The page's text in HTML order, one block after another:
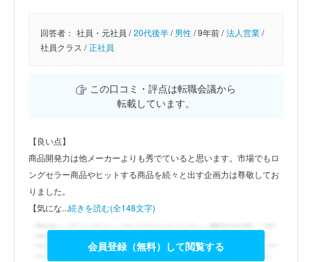
回答者： 社員・元社員 / 20代後半/男性/9年前 / 法人営業/
社員クラス / 正社員
この口コミ・評点は転職会議から
転載しています。
【良い点】
商品開発力は他メーカーよりも秀でていると思います。市場でもロ
ングセラー商品やヒットする商品を続々と出す企画力は尊敬してお
りました。
【気にな...続きを読む(全148文字)
会員登録（無料）して閲覧する